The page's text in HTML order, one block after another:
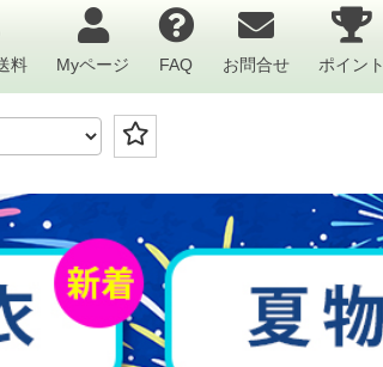
料 Myページ FAQ お問合せ ポイント